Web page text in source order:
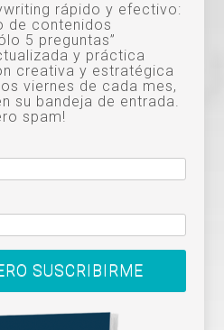
rápido y efectivo:
de contenidos
5 preguntas”
y práctica
creativa y estratégica
viernes de cada mes,
su bandeja de entrada.
spam!